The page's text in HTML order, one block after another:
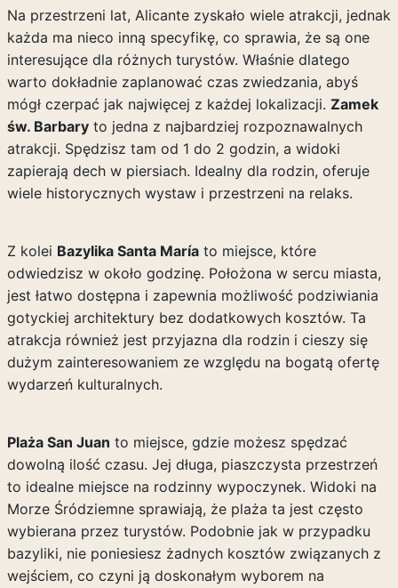
Na przestrzeni lat, Alicante zyskało wiele atrakcji, jednak
każda ma nieco inną specyfikę, co sprawia, że są one
interesujące dla różnych turystów. Właśnie dlatego
warto dokładnie zaplanować czas zwiedzania, abyś
mógł czerpać jak najwięcej z każdej lokalizacji. Zamek
św. Barbaryto jedna z najbardziej rozpoznawalnych
atrakcji. Spędzisz tam od 1 do 2 godzin, a widoki
zapierają dech w piersiach. Idealny dla rodzin, oferuje
wiele historycznych wystaw i przestrzeni na relaks.
Z kolei Bazylika Santa Maríato miejsce, które
odwiedzisz w około godzinę. Położona w sercu miasta,
jest łatwo dostępna i zapewnia możliwość podziwiania
gotyckiej architektury bez dodatkowych kosztów. Ta
atrakcja również jest przyjazna dla rodzin i cieszy się
dużym zainteresowaniem ze względu na bogatą ofertę
wydarzeń kulturalnych.
Plaża San Juan to miejsce, gdzie możesz spędzać
dowolną ilość czasu. Jej długa, piaszczysta przestrzeń
to idealne miejsce na rodzinny wypoczynek. Widoki na
Morze Śródziemne sprawiają, że plaża ta jest często
wybierana przez turystów. Podobnie jak w przypadku
bazyliki, nie poniesiesz żadnych kosztów związanych z
wejściem, co czyni ją doskonałym wyborem na